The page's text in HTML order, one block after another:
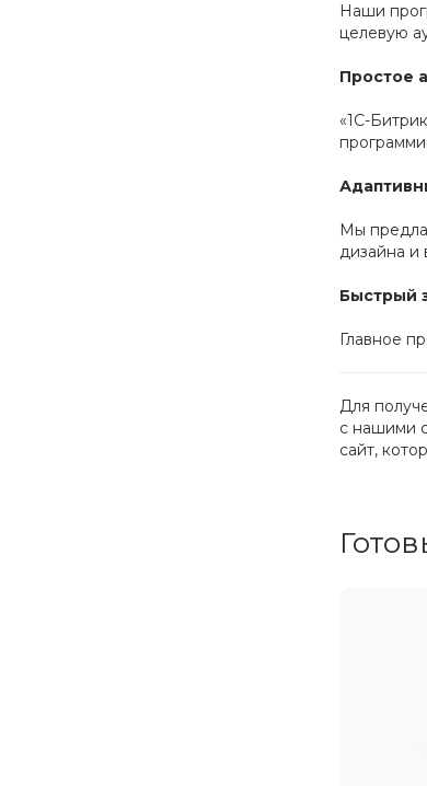
Наши
целевую
Простое
«1С-
Мы
дизайна и
Быстрый
Главное
Для
с нашими
сайт,